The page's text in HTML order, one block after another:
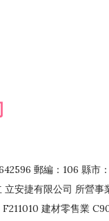
菸酒零售業
郵編：106 縣市
立安捷有限公司 所營
建材零售業